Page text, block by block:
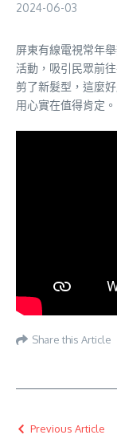
2024-06-03
屏東有線電視常年
活動，吸引民眾前
剪了新髮型，這麼
用心實在值得肯定。
Share this Article
Previous Article